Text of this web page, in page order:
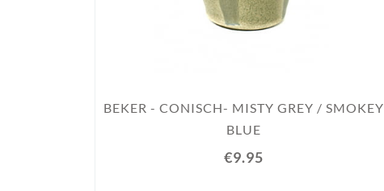
BEKER - CONISCH- MISTY GREY / SMOKEY
BLUE
€9.95